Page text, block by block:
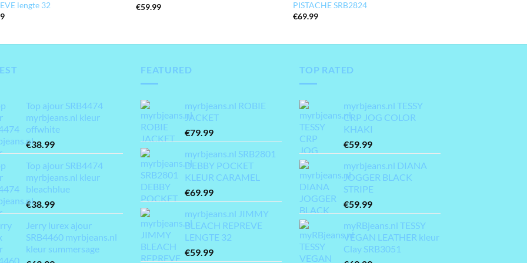
lengte 32
€59.99
PISTACHE SRB2824
€69.99
Top ajour SRB4474
myrbjeans.nl kleur
offwhite
€38.99
Top ajour SRB4474
myrbjeans.nl kleur
bleachblue
€38.99
Jerry lurex ajour
SRB4460 myrbjeans.nl
kleur summersage
FEATURED
myrbjeans.nl ROBIE
JACKET
€79.99
myrbjeans.nl SRB2801
DEBBY POCKET
KLEUR CARAMEL
€69.99
myrbjeans.nl JIMMY
BLEACH REPREVE
LENGTE 32
€59.99
TOP RATED
myrbjeans.nl TESSY
CRP JOG COLOR
KHAKI
€59.99
myrbjeans.nl DIANA
JOGGER BLACK
STRIPE
€59.99
myRBjeans.nl TESSY
VEGAN LEATHER kleur
Clay SRB3051